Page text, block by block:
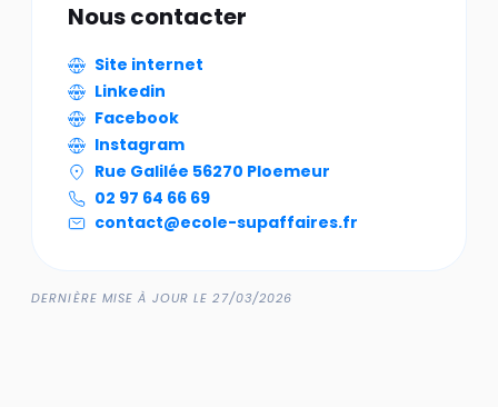
Nous contacter
Site internet
Linkedin
Facebook
Instagram
Rue Galilée 56270 Ploemeur
02 97 64 66 69
contact@ecole-supaffaires.fr
DERNIÈRE MISE À JOUR LE 27/03/2026